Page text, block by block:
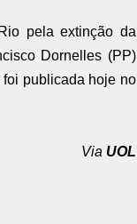
pela extinção da
Dornelles (PP)
publicada hoje no
Via UOL